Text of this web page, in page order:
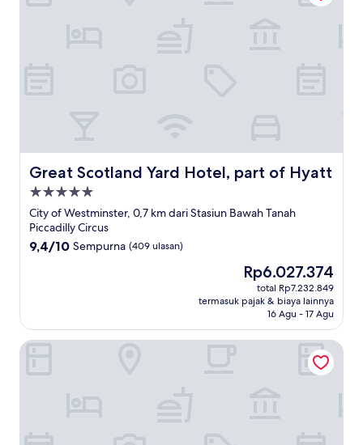
Great Scotland Yard Hotel, part of Hyatt
Great Scotland Yard Hotel, part of Hyatt
Properti
bintang
5.0
City of Westminster, 0,7 km dari Stasiun Bawah Tanah
Piccadilly Circus
9.4
9,4/10 Sempurna (409 ulasan)
Harga
sekarang
Rp6.027.374
Rp6.027.374
total Rp7.232.849
termasuk pajak & biaya lainnya
16 Agu - 17 Agu
The Stafford London